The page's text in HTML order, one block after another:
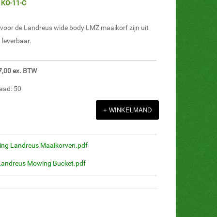
11-C
de Landreus wide body LMZ maaikorf zijn uit
ex. BTW
50
Landreus Maaikorven.pdf
Mowing Bucket.pdf